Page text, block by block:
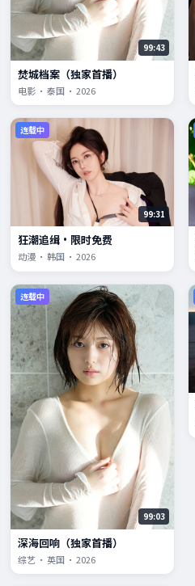
99:43
焚城档案（独家首播）
电影 · 泰国 · 2026
连载中
99:31
狂潮追缉·限时免费
动漫 · 韩国 · 2026
连载中
99:03
深海回响（独家首播）
综艺 · 英国 · 2026